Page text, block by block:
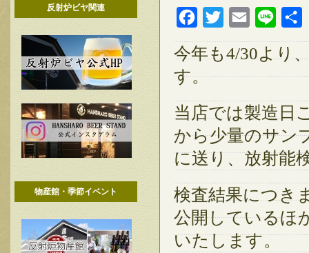
反射炉ビヤ関連
物産館・季節イベント
FacebookTwitter Email Line
今年も4/30より
す。
当店では製造日
から少量のサン
に送り、放射能
検査結果につき
公開しているほ
いたします。